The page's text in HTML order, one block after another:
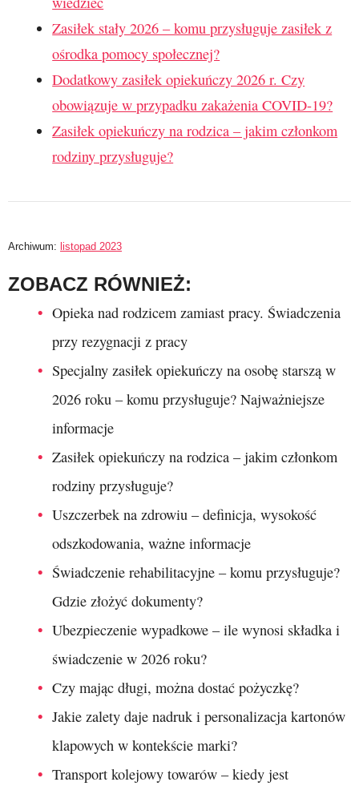
Zasiłek stały 2026 – komu przysługuje zasiłek z
ośrodka pomocy społecznej?
Dodatkowy zasiłek opiekuńczy 2026 r. Czy
obowiązuje w przypadku zakażenia COVID-19?
Zasiłek opiekuńczy na rodzica – jakim członkom
rodziny przysługuje?
Archiwum: listopad 2023
ZOBACZ RÓWNIEŻ:
Opieka nad rodzicem zamiast pracy. Świadczenia
przy rezygnacji z pracy
Specjalny zasiłek opiekuńczy na osobę starszą w
2026 roku – komu przysługuje? Najważniejsze
informacje
Zasiłek opiekuńczy na rodzica – jakim członkom
rodziny przysługuje?
Uszczerbek na zdrowiu – definicja, wysokość
odszkodowania, ważne informacje
Świadczenie rehabilitacyjne – komu przysługuje?
Gdzie złożyć dokumenty?
Ubezpieczenie wypadkowe – ile wynosi składka i
świadczenie w 2026 roku?
Czy mając długi, można dostać pożyczkę?
Jakie zalety daje nadruk i personalizacja kartonów
klapowych w kontekście marki?
Transport kolejowy towarów – kiedy jest